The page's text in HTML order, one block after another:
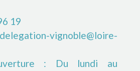
19
vignoble@loire-
: Du lundi au